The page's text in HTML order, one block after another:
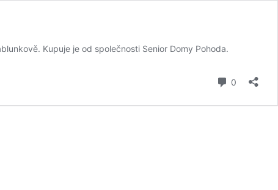
Kupuje je od společnosti Senior Domy Pohoda.
0 komentářů